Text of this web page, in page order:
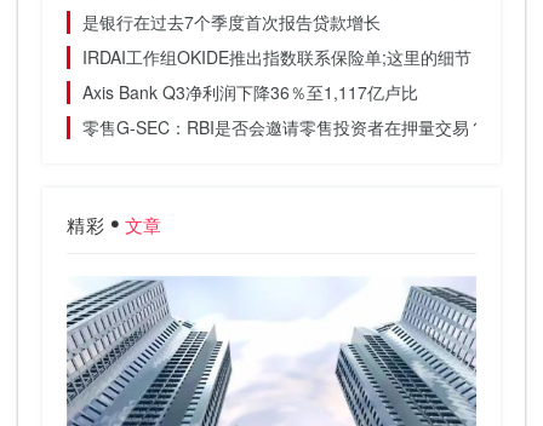
是银行在过去7个季度首次报告贷款增长
IRDAI工作组OKIDE推出指数联系保险单;这里的细节
Axis Bank Q3净利润下降36％至1,117亿卢比
零售G-SEC：RBI是否会邀请零售投资者在押量交易？
精彩 文章